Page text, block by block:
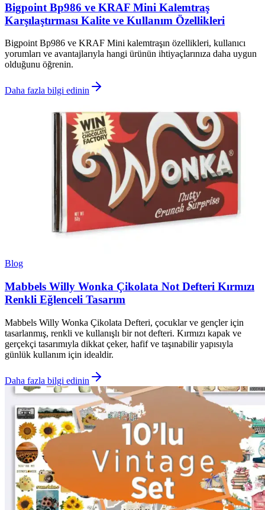
Bigpoint Bp986 ve KRAF Mini Kalemtraş
Karşılaştırması Kalite ve Kullanım Özellikleri
Bigpoint Bp986 ve KRAF Mini kalemtraşın özellikleri, kullanıcı
yorumları ve avantajlarıyla hangi ürünün ihtiyaçlarınıza daha uygun
olduğunu öğrenin.
Daha fazla bilgi edinin
Blog
Mabbels Willy Wonka Çikolata Not Defteri Kırmızı
Renkli Eğlenceli Tasarım
Mabbels Willy Wonka Çikolata Defteri, çocuklar ve gençler için
tasarlanmış, renkli ve kullanışlı bir not defteri. Kırmızı kapak ve
gerçekçi tasarımıyla dikkat çeker, hafif ve taşınabilir yapısıyla
günlük kullanım için idealdir.
Daha fazla bilgi edinin